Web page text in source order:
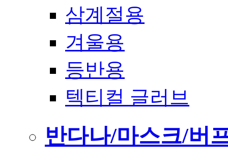
삼계절용
겨울용
등반용
텍티컬 글러브
반다나/마스크/버